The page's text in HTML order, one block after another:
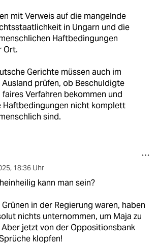
mit Verweis auf die mangelnde
in Ungarn und die
Haftbedingungen
Ort.
Gerichte müssen auch im
Ausland prüfen, ob Beschuldigte
faires Verfahren bekommen und
Haftbedingungen nicht komplett
sind.
, 18:36 Uhr
kann man sein?
in der Regierung waren, haben
nichts unternommen, um Maja zu
Aber jetzt von der Oppositionsbank
klopfen!